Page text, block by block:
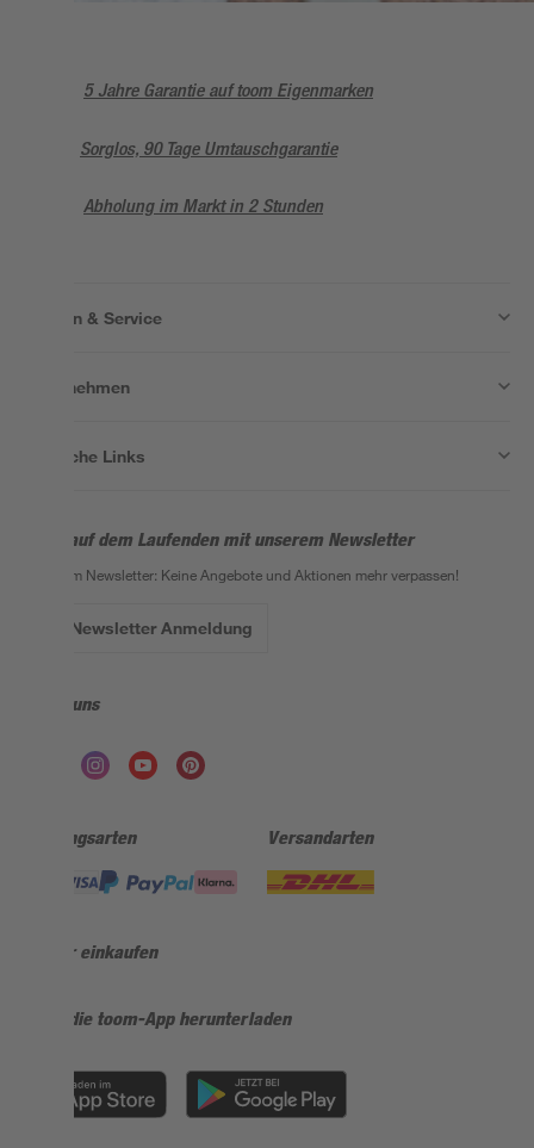
5 Jahre Garantie auf toom Eigenmarken
Sorglos, 90 Tage Umtauschgarantie
Abholung im Markt in 2 Stunden
Wissen & Service
Unternehmen
Nützliche Links
Bleib auf dem Laufenden mit unserem Newsletter
Der toom Newsletter: Keine Angebote und Aktionen mehr verpassen!
Zur Newsletter Anmeldung
Folge uns
Zahlungsarten Versandarten
Sicher einkaufen
Jetzt die toom-App herunterladen